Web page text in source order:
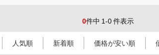
0件中 1-0 件表示
人気順 新着順 価格が安い順